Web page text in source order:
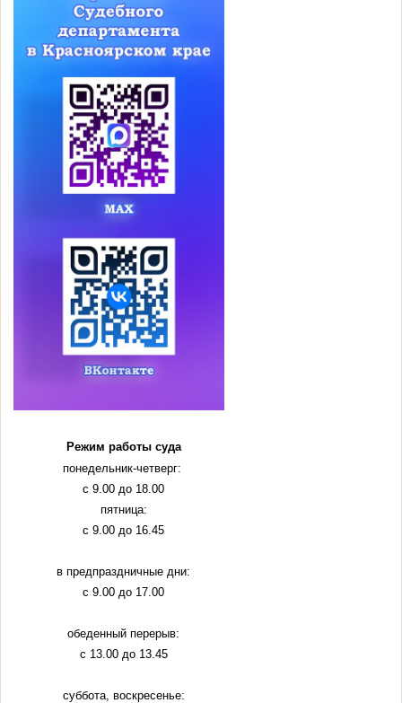
Режим работы суда
понедельник-четверг:
с 9.00 до 18.00
пятница:
с 9.00 до 16.45
в предпраздничные дни:
с 9.00 до 17.00
обеденный перерыв:
с 13.00 до 13.45
суббота, воскресенье: